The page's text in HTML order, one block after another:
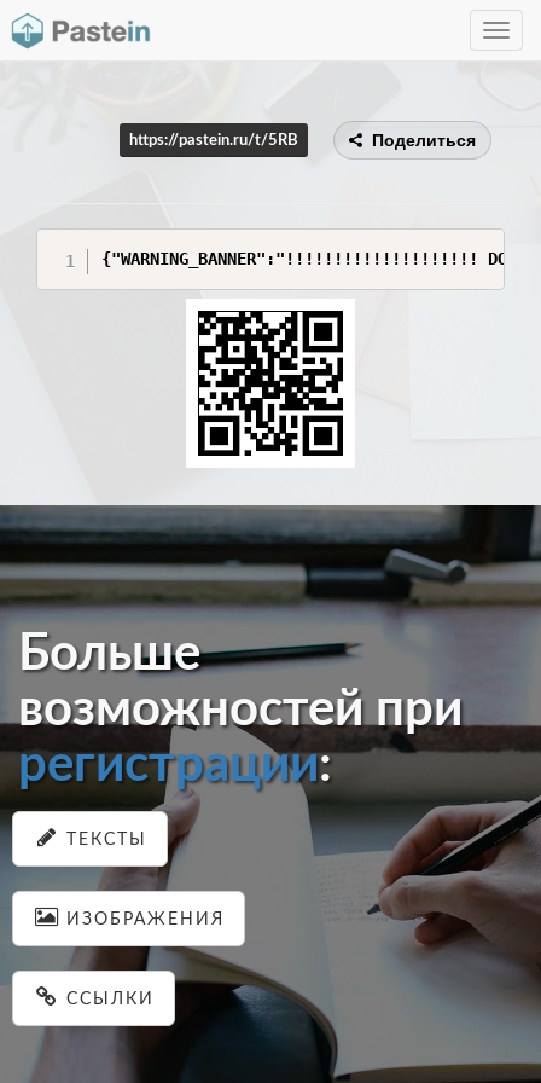
Toggle
https://pastein.ru/t/5RB Поделиться
{"WARNING_BANNER":"!!!!!!!!!!!!!!!!!!!! DO NOT
Больше
возможностей при
регистрации:
ТЕКСТЫ
ИЗОБРАЖЕНИЯ
ССЫЛКИ